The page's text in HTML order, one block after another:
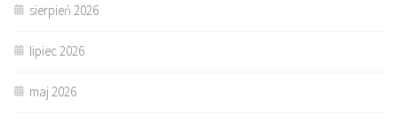
sierpień 2026
lipiec 2026
maj 2026